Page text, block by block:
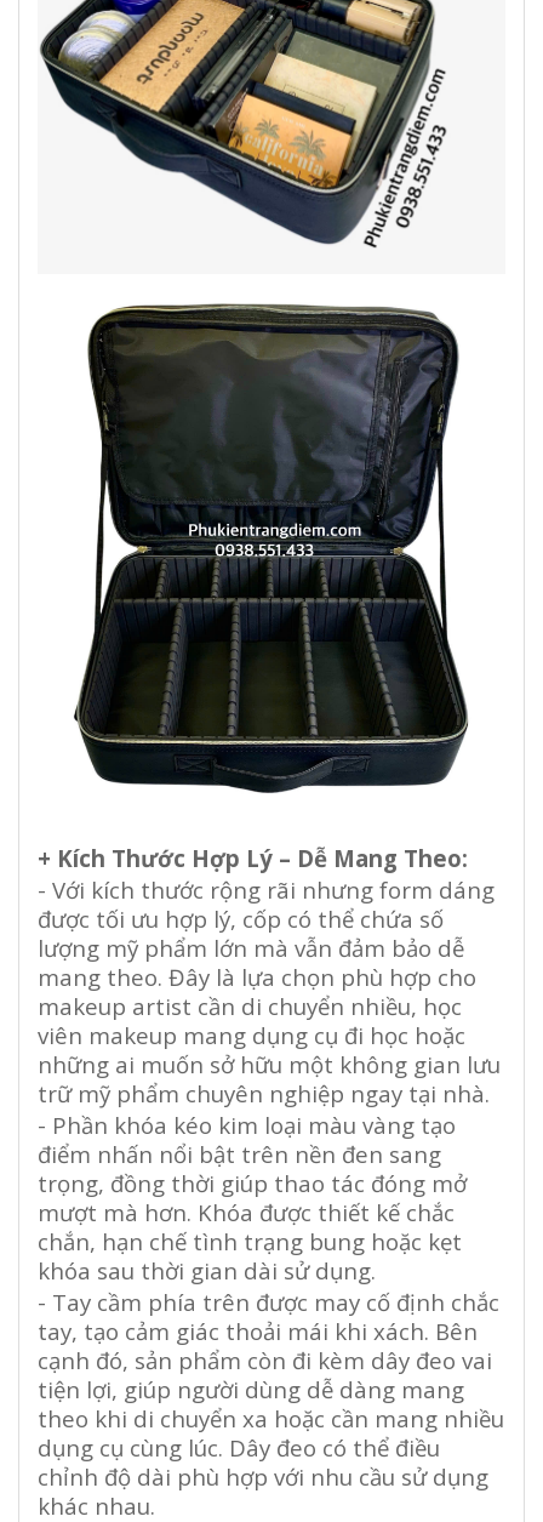
+ Kích Thước Hợp Lý – Dễ Mang Theo:
- Với kích thước rộng rãi nhưng form dáng
được tối ưu hợp lý, cốp có thể chứa số
lượng mỹ phẩm lớn mà vẫn đảm bảo dễ
mang theo. Đây là lựa chọn phù hợp cho
makeup artist cần di chuyển nhiều, học
viên makeup mang dụng cụ đi học hoặc
những ai muốn sở hữu một không gian lưu
trữ mỹ phẩm chuyên nghiệp ngay tại nhà.
- Phần khóa kéo kim loại màu vàng tạo
điểm nhấn nổi bật trên nền đen sang
trọng, đồng thời giúp thao tác đóng mở
mượt mà hơn. Khóa được thiết kế chắc
chắn, hạn chế tình trạng bung hoặc kẹt
khóa sau thời gian dài sử dụng.
- Tay cầm phía trên được may cố định chắc
tay, tạo cảm giác thoải mái khi xách. Bên
cạnh đó, sản phẩm còn đi kèm dây đeo vai
tiện lợi, giúp người dùng dễ dàng mang
theo khi di chuyển xa hoặc cần mang nhiều
dụng cụ cùng lúc. Dây đeo có thể điều
chỉnh độ dài phù hợp với nhu cầu sử dụng
khác nhau.